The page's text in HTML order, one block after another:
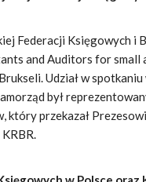
Federacji Księgowych i
and Auditors for small
Udział w
był
który przekazał